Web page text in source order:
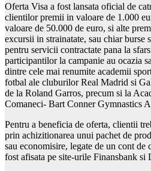
Oferta Visa a fost lansata oficial de
clientilor premii in valoare de 1.000
valoare de 50.000 de euro, si alte
excursii in strainatate, sau chiar burse
pentru servicii contractate pana la
participantilor la campanie au ocazia
dintre cele mai renumite academii
fotbal ale cluburilor Real Madrid si
de la Roland Garros, precum si la
Comaneci- Bart Conner Gymnastics
Pentru a beneficia de oferta, clientii
prin achizitionarea unui pachet de
sau economisire, legate de un cont de
fost afisata pe site-urile Finansbank si